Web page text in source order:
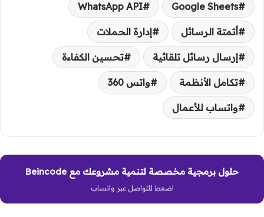
Google Sheets
WhatsApp API
أتمتة الرسائل إدارة الحملات
إرسال رسائل تلقائية تحسين الكفاءة
تكامل الأنظمة واتس 360
واتساب للأعمال
حلول برمجية مخصصة لتنمية مشروعك مع Beincode
اضغط للتواصل عبر واتساب